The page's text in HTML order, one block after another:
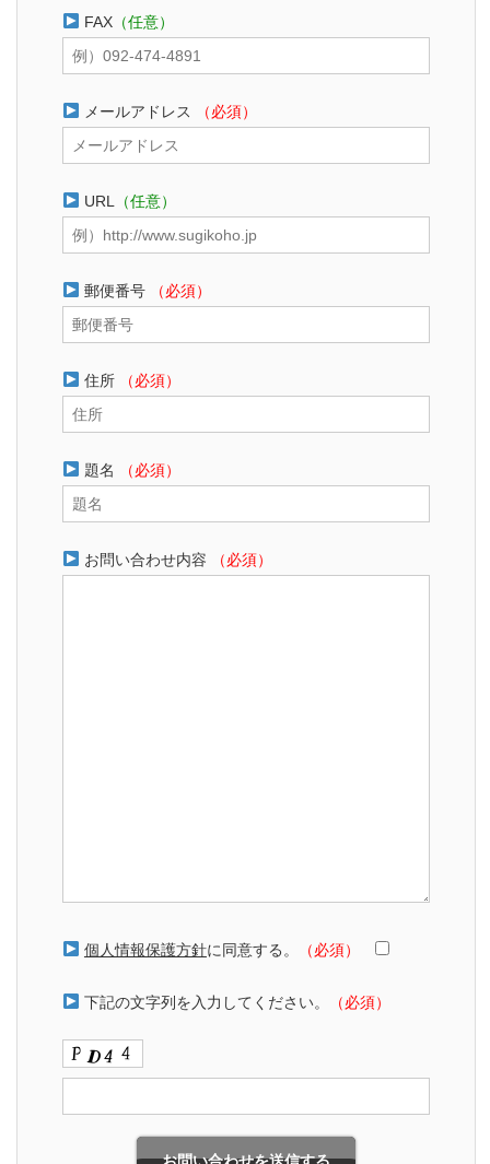
FAX（任意）
メールアドレス （必須）
URL （任意）
郵便番号 （必須）
住所 （必須）
題名 （必須）
お問い合わせ内容 （必須）
個人情報保護方針に同意する。 （必須）
下記の文字列を入力してください。 （必須）